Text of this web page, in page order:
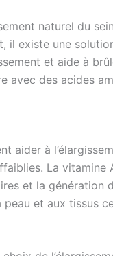
naturel du
existe une
et aide à
avec des acides
à
La
et la génération
et aux tissus